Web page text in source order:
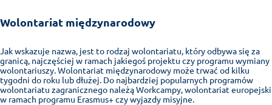
Wolontariat międzynarodowy
Jak wskazuje nazwa, jest to rodzaj wolontariatu, który odbywa się za
granicą, najczęściej w ramach jakiegoś projektu czy programu wymiany
wolontariuszy. Wolontariat międzynarodowy może trwać od kilku
tygodni do roku lub dłużej. Do najbardziej popularnych programów
wolontariatu zagranicznego należą Workcampy, wolontariat europejski
w ramach programu Erasmus+ czy wyjazdy misyjne.